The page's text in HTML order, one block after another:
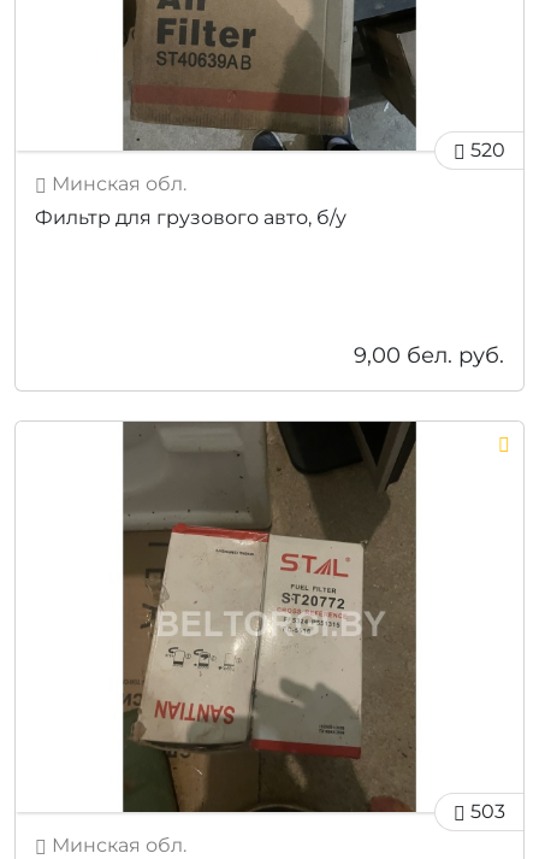
520
Минская обл.
Фильтр для грузового авто, б/у
9,00 бел. руб.
503
Минская обл.